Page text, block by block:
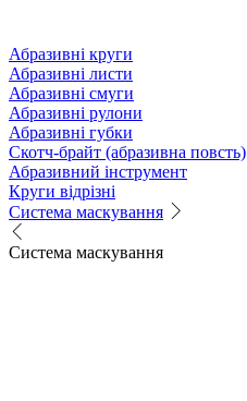
Абразивні круги
Абразивні листи
Абразивні смуги
Абразивні рулони
Абразивні губки
Скотч-брайт (абразивна повсть)
Абразивний інструмент
Круги відрізні
Система маскування
Система маскування